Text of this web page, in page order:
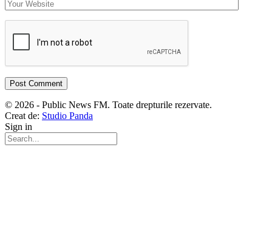
© 2026 - Public News FM. Toate drepturile rezervate.
Creat de: Studio Panda
Sign in